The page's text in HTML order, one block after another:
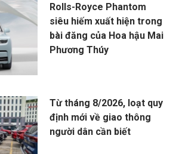
Rolls-Royce Phantom
siêu hiếm xuất hiện trong
bài đăng của Hoa hậu Mai
Phương Thúy
Từ tháng 8/2026, loạt quy
định mới về giao thông
người dân cần biết